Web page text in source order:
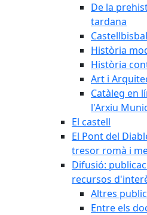
De la
tardana
Història
Història
Art i
Catàleg en
l'Arxiu
El castell
El Pont del
tresor romà i
Difusió:
recursos
Altres
Entre els